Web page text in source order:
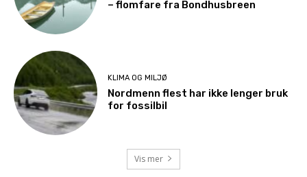
– flomfare fra Bondhusbreen
KLIMA OG MILJØ
Nordmenn flest har ikke lenger bruk
for fossilbil
Vis mer